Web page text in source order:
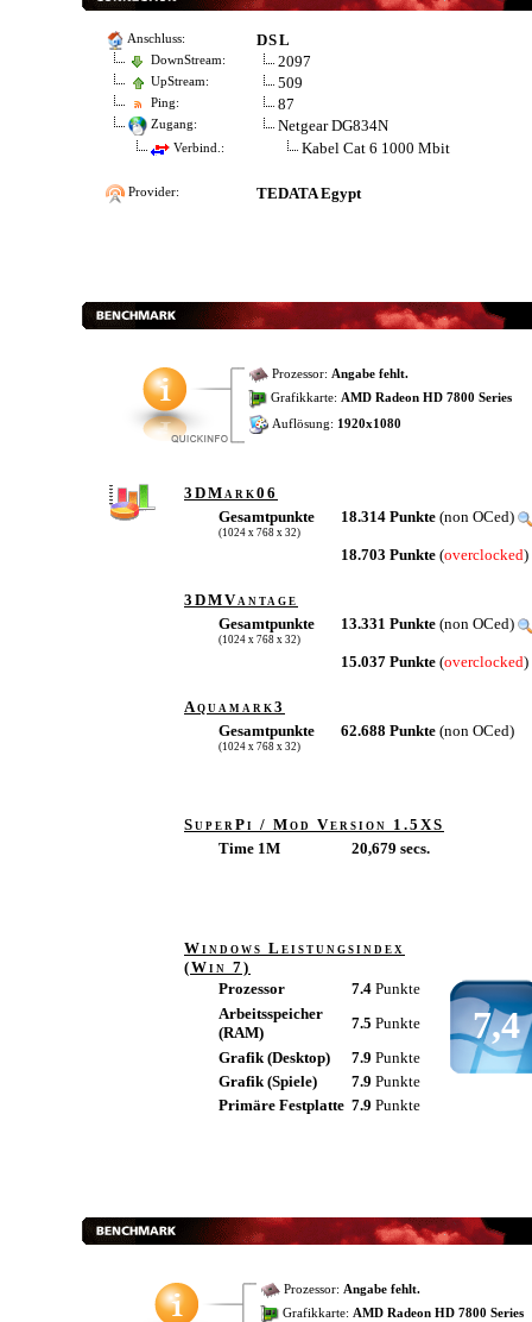
Anschluss: DSL
DownStream: 2097
UpStream: 509
Ping: 87
Zugang: Netgear DG834N
Verbind.: Kabel Cat 6 1000 Mbit
Provider: TEDATA Egypt
Prozessor: Angabe fehlt.
Grafikkarte: AMD Radeon HD 7800 Series
Auflösung: 1920x1080
3DMark06
Gesamtpunkte
(1024 x 768 x 32)
18.314 Punkte (non OCed)
18.703 Punkte (overclocked)
3DMVantage
Gesamtpunkte
(1024 x 768 x 32)
13.331 Punkte (non OCed)
15.037 Punkte (overclocked)
Aquamark3
Gesamtpunkte
(1024 x 768 x 32)
62.688 Punkte (non OCed)
SuperPi / Mod Version 1.5XS
Time 1M
20,679 secs.
Windows Leistungsindex
(Win 7)
Prozessor
7.4 Punkte
7,4
Arbeitsspeicher
(RAM)
7.5 Punkte
Grafik (Desktop)
7.9 Punkte
Grafik (Spiele)
7.9 Punkte
Primäre Festplatte 7.9 Punkte
Prozessor: Angabe fehlt.
Grafikkarte: AMD Radeon HD 7800 Series